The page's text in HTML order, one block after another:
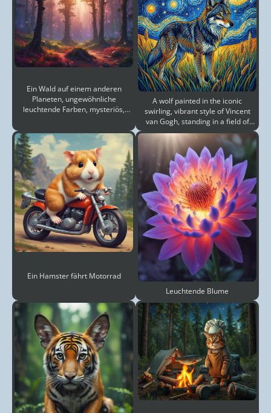
Ein Wald auf einem anderen
Planeten, ungewöhnliche
leuchtende Farben, mysteriös,
A wolf painted in the iconic
swirling, vibrant style of Vincent
van Gogh, standing in a field of
tall grass un
Ein Hamster fährt Motorrad
Leuchtende Blume